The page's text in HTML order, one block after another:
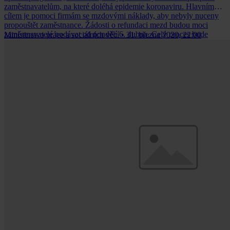
zaměstnavatelům, na které doléhá epidemie koronaviru. Hlavním
cílem je pomoci firmám se mzdovými náklady, aby nebyly nuceny
propouštět zaměstnance. Žádosti o refundaci mezd budou moci
zaměstnavatelé podávat od pondělí 6. dubna. Celý proces bude
Ministerstvo práce a sociálních věcí • 31. března 2020, 22:00